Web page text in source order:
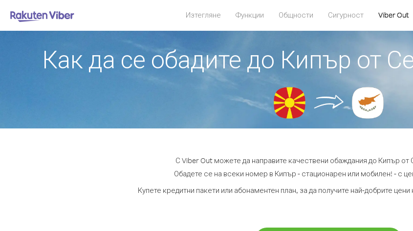
Изтегляне Функции Общности Сигурност Viber Out
Как да се обадите до Кипър от
С Viber Out можете да направите качествени обаждания до Кипър
Обадете се на всеки номер в Кипър - стационарен или мобилен! - с
Купете кредитни пакети или абонаментен план, за да получите най-добрите